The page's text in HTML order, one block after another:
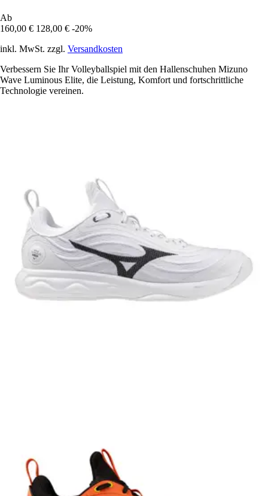
Ab
160,00 € 128,00 € -20%
inkl. MwSt. zzgl. Versandkosten
Verbessern Sie Ihr Volleyballspiel mit den Hallenschuhen Mizuno
Wave Luminous Elite, die Leistung, Komfort und fortschrittliche
Technologie vereinen.